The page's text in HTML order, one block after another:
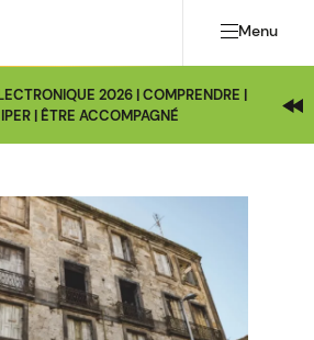
Menu
2026 | COMPRENDRE |
| ÊTRE ACCOMPAGNÉ